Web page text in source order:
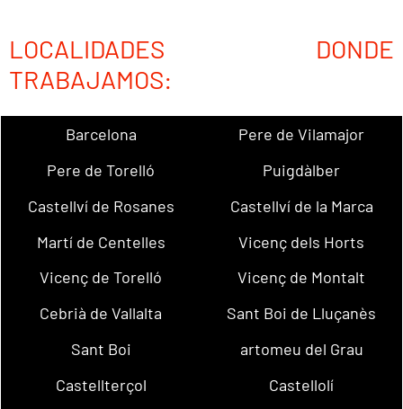
LOCALIDADES DONDE
TRABAJAMOS:
Barcelona
Pere de Vilamajor
Pere de Torelló
Puigdàlber
Castellví de Rosanes
Castellví de la Marca
Martí de Centelles
Vicenç dels Horts
Vicenç de Torelló
Vicenç de Montalt
Cebrià de Vallalta
Sant Boi de Lluçanès
Sant Boi
artomeu del Grau
Castellterçol
Castellolí